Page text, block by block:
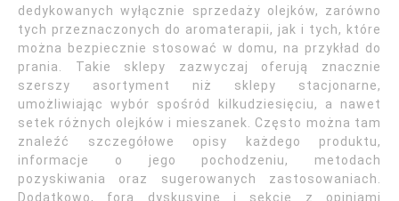
dedykowanych wyłącznie sprzedaży olejków, zarówno
tych przeznaczonych do aromaterapii, jak i tych, które
można bezpiecznie stosować w domu, na przykład do
prania. Takie sklepy zazwyczaj oferują znacznie
szerszy asortyment niż sklepy stacjonarne,
umożliwiając wybór spośród kilkudziesięciu, a nawet
setek różnych olejków i mieszanek. Często można tam
znaleźć szczegółowe opisy każdego produktu,
informacje o jego pochodzeniu, metodach
pozyskiwania oraz sugerowanych zastosowaniach.
Dodatkowo, fora dyskusyjne i sekcje z opiniami